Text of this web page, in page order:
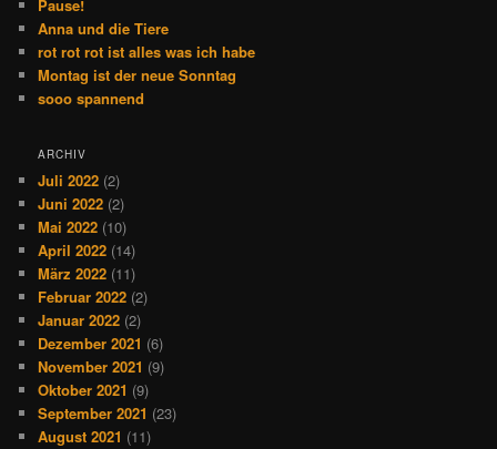
Pause!
Anna und die Tiere
rot rot rot ist alles was ich habe
Montag ist der neue Sonntag
sooo spannend
ARCHIV
Juli 2022 (2)
Juni 2022 (2)
Mai 2022 (10)
April 2022 (14)
März 2022 (11)
Februar 2022 (2)
Januar 2022 (2)
Dezember 2021 (6)
November 2021 (9)
Oktober 2021 (9)
September 2021 (23)
August 2021 (11)